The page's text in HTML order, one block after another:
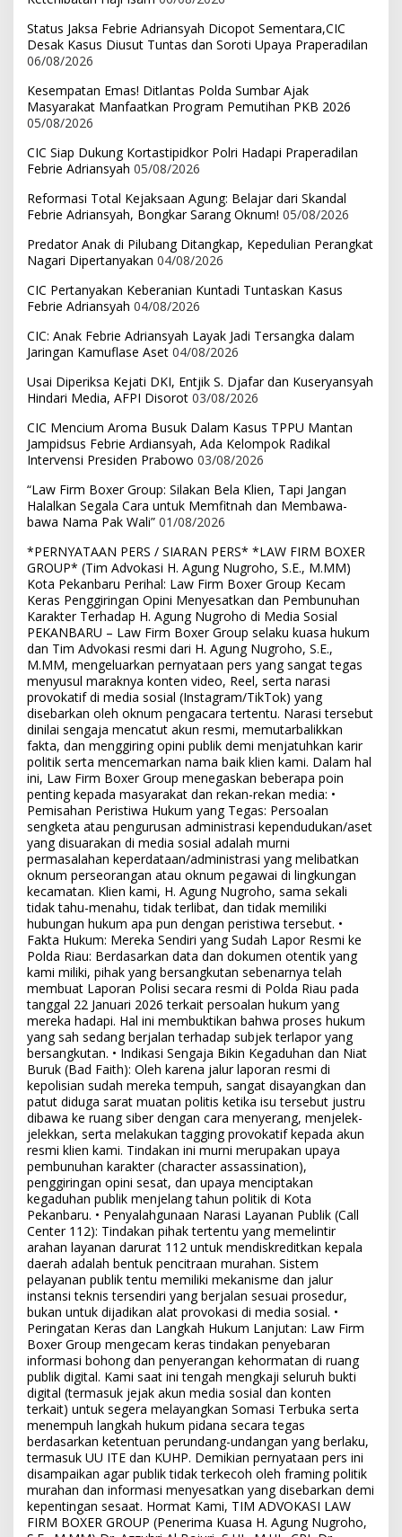
Status Jaksa Febrie Adriansyah Dicopot Sementara,CIC
Desak Kasus Diusut Tuntas dan Soroti Upaya Praperadilan
06/08/2026
Kesempatan Emas! Ditlantas Polda Sumbar Ajak
Masyarakat Manfaatkan Program Pemutihan PKB 2026
05/08/2026
CIC Siap Dukung Kortastipidkor Polri Hadapi Praperadilan
Febrie Adriansyah 05/08/2026
Reformasi Total Kejaksaan Agung: Belajar dari Skandal
Febrie Adriansyah, Bongkar Sarang Oknum! 05/08/2026
Predator Anak di Pilubang Ditangkap, Kepedulian Perangkat
Nagari Dipertanyakan 04/08/2026
CIC Pertanyakan Keberanian Kuntadi Tuntaskan Kasus
Febrie Adriansyah 04/08/2026
CIC: Anak Febrie Adriansyah Layak Jadi Tersangka dalam
Jaringan Kamuflase Aset 04/08/2026
Usai Diperiksa Kejati DKI, Entjik S. Djafar dan Kuseryansyah
Hindari Media, AFPI Disorot 03/08/2026
CIC Mencium Aroma Busuk Dalam Kasus TPPU Mantan
Jampidsus Febrie Ardiansyah, Ada Kelompok Radikal
Intervensi Presiden Prabowo 03/08/2026
“Law Firm Boxer Group: Silakan Bela Klien, Tapi Jangan
Halalkan Segala Cara untuk Memfitnah dan Membawa-
bawa Nama Pak Wali” 01/08/2026
*PERNYATAAN PERS / SIARAN PERS* *LAW FIRM BOXER
GROUP* (Tim Advokasi H. Agung Nugroho, S.E., M.MM)
Kota Pekanbaru Perihal: Law Firm Boxer Group Kecam
Keras Penggiringan Opini Menyesatkan dan Pembunuhan
Karakter Terhadap H. Agung Nugroho di Media Sosial
PEKANBARU – Law Firm Boxer Group selaku kuasa hukum
dan Tim Advokasi resmi dari H. Agung Nugroho, S.E.,
M.MM, mengeluarkan pernyataan pers yang sangat tegas
menyusul maraknya konten video, Reel, serta narasi
provokatif di media sosial (Instagram/TikTok) yang
disebarkan oleh oknum pengacara tertentu. Narasi tersebut
dinilai sengaja mencatut akun resmi, memutarbalikkan
fakta, dan menggiring opini publik demi menjatuhkan karir
politik serta mencemarkan nama baik klien kami. Dalam hal
ini, Law Firm Boxer Group menegaskan beberapa poin
penting kepada masyarakat dan rekan-rekan media: •
Pemisahan Peristiwa Hukum yang Tegas: Persoalan
sengketa atau pengurusan administrasi kependudukan/aset
yang disuarakan di media sosial adalah murni
permasalahan keperdataan/administrasi yang melibatkan
oknum perseorangan atau oknum pegawai di lingkungan
kecamatan. Klien kami, H. Agung Nugroho, sama sekali
tidak tahu-menahu, tidak terlibat, dan tidak memiliki
hubungan hukum apa pun dengan peristiwa tersebut. •
Fakta Hukum: Mereka Sendiri yang Sudah Lapor Resmi ke
Polda Riau: Berdasarkan data dan dokumen otentik yang
kami miliki, pihak yang bersangkutan sebenarnya telah
membuat Laporan Polisi secara resmi di Polda Riau pada
tanggal 22 Januari 2026 terkait persoalan hukum yang
mereka hadapi. Hal ini membuktikan bahwa proses hukum
yang sah sedang berjalan terhadap subjek terlapor yang
bersangkutan. • Indikasi Sengaja Bikin Kegaduhan dan Niat
Buruk (Bad Faith): Oleh karena jalur laporan resmi di
kepolisian sudah mereka tempuh, sangat disayangkan dan
patut diduga sarat muatan politis ketika isu tersebut justru
dibawa ke ruang siber dengan cara menyerang, menjelek-
jelekkan, serta melakukan tagging provokatif kepada akun
resmi klien kami. Tindakan ini murni merupakan upaya
pembunuhan karakter (character assassination),
penggiringan opini sesat, dan upaya menciptakan
kegaduhan publik menjelang tahun politik di Kota
Pekanbaru. • Penyalahgunaan Narasi Layanan Publik (Call
Center 112): Tindakan pihak tertentu yang memelintir
arahan layanan darurat 112 untuk mendiskreditkan kepala
daerah adalah bentuk pencitraan murahan. Sistem
pelayanan publik tentu memiliki mekanisme dan jalur
instansi teknis tersendiri yang berjalan sesuai prosedur,
bukan untuk dijadikan alat provokasi di media sosial. •
Peringatan Keras dan Langkah Hukum Lanjutan: Law Firm
Boxer Group mengecam keras tindakan penyebaran
informasi bohong dan penyerangan kehormatan di ruang
publik digital. Kami saat ini tengah mengkaji seluruh bukti
digital (termasuk jejak akun media sosial dan konten
terkait) untuk segera melayangkan Somasi Terbuka serta
menempuh langkah hukum pidana secara tegas
berdasarkan ketentuan perundang-undangan yang berlaku,
termasuk UU ITE dan KUHP. Demikian pernyataan pers ini
disampaikan agar publik tidak terkecoh oleh framing politik
murahan dan informasi menyesatkan yang disebarkan demi
kepentingan sesaat. Hormat Kami, TIM ADVOKASI LAW
FIRM BOXER GROUP (Penerima Kuasa H. Agung Nugroho,